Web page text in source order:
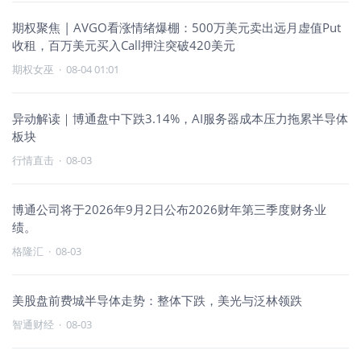
期权聚焦 | AVGO看涨情绪爆棚：500万美元卖出远月虚值Put
收租，百万美元买入Call押注突破420美元
期权女巫 · 08-04 01:01
异动解读｜博通盘中下跌3.14%，AI服务器成本压力拖累半导体
板块
行情直击 · 08-03
博通公司将于2026年9月2日公布2026财年第三季度财务业
绩。
格隆汇 · 08-03
美股盘前费城半导体走势：整体下跌，美光与泛林领跌
智通财经 · 08-03